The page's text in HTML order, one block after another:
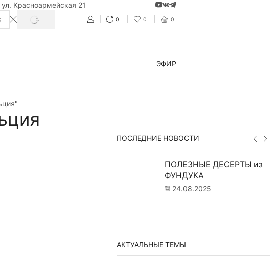
Красноармейская 21
SEARCH 0 0 0
ЭФИР
ПОСЛЕДНИЕ НОВОСТИ
ПОЛЕЗНЫЕ ДЕСЕРТЫ из
ФУНДУКА
24.08.2025
АКТУАЛЬНЫЕ ТЕМЫ